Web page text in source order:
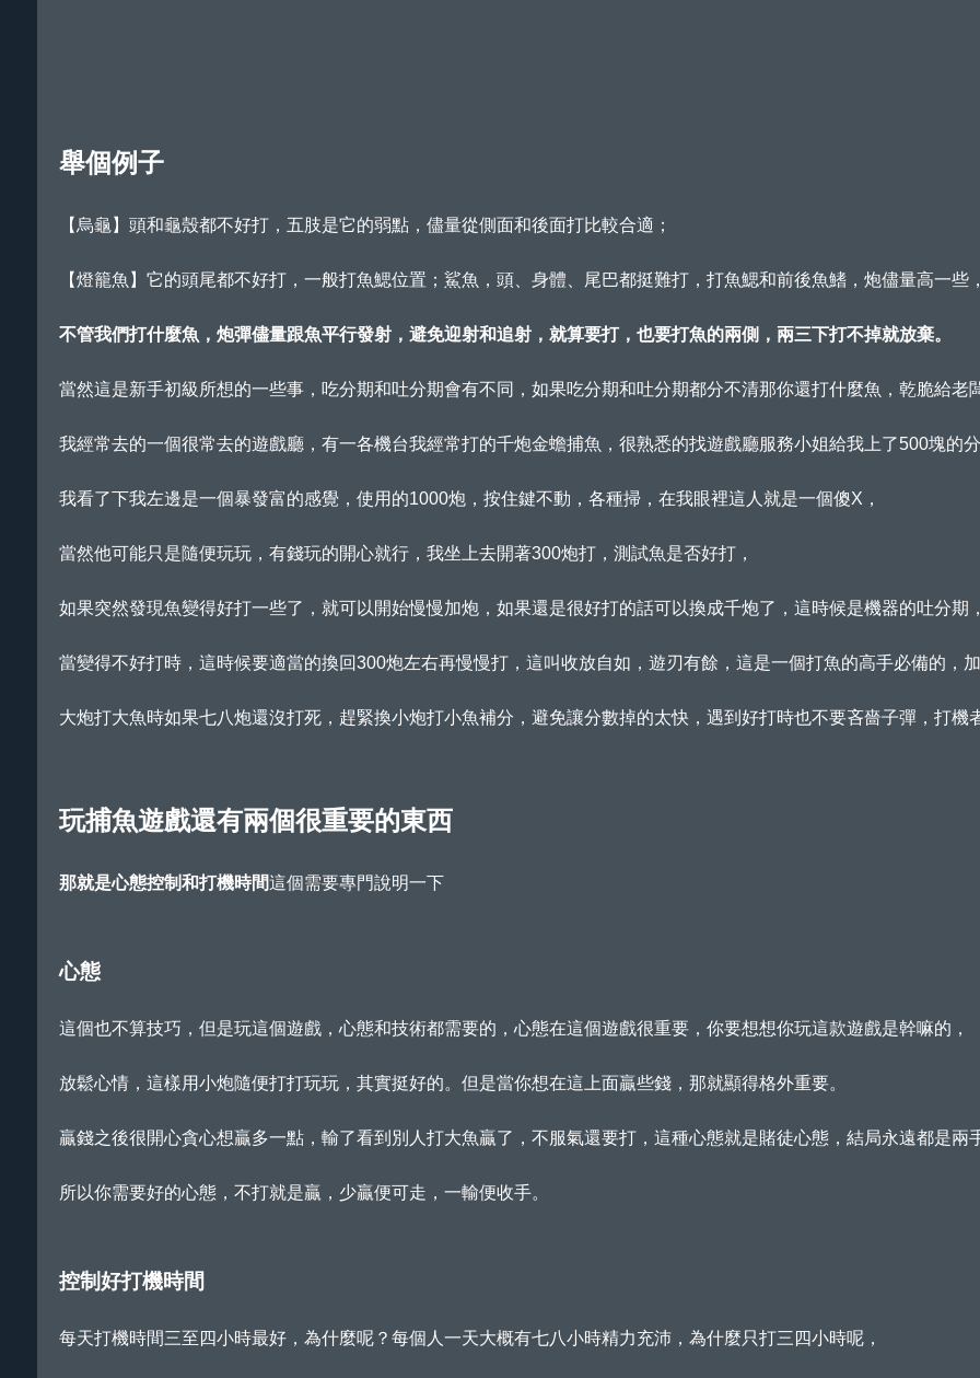
舉個例子
【烏龜】頭和龜殼都不好打，五肢是它的弱點，儘量從側面和後面打比較合適；
【燈籠魚】它的頭尾都不好打，一般打魚鰓位置；鯊魚，頭、身體、尾巴都挺難打，打魚鰓和前後魚鰭，炮儘量高一些
不管我們打什麼魚，炮彈儘量跟魚平行發射，避免迎射和追射，就算要打，也要打魚的兩側，兩三下打不掉就放棄。
當然這是新手初級所想的一些事，吃分期和吐分期會有不同，如果吃分期和吐分期都分不清那你還打什麼魚，乾脆給老
我經常去的一個很常去的遊戲廳，有一各機台我經常打的千炮金蟾捕魚，很熟悉的找遊戲廳服務小姐給我上了500塊的
我看了下我左邊是一個暴發富的感覺，使用的1000炮，按住鍵不動，各種掃，在我眼裡這人就是一個傻X，
當然他可能只是隨便玩玩，有錢玩的開心就行，我坐上去開著300炮打，測試魚是否好打，
如果突然發現魚變得好打一些了，就可以開始慢慢加炮，如果還是很好打的話可以換成千炮了，這時候是機器的吐分期
當變得不好打時，這時候要適當的換回300炮左右再慢慢打，這叫收放自如，遊刃有餘，這是一個打魚的高手必備的，
大炮打大魚時如果七八炮還沒打死，趕緊換小炮打小魚補分，避免讓分數掉的太快，遇到好打時也不要吝嗇子彈，打機
玩捕魚遊戲還有兩個很重要的東西
那就是心態控制和打機時間這個需要專門說明一下
心態
這個也不算技巧，但是玩這個遊戲，心態和技術都需要的，心態在這個遊戲很重要，你要想想你玩這款遊戲是幹嘛的，
放鬆心情，這樣用小炮隨便打打玩玩，其實挺好的。但是當你想在這上面贏些錢，那就顯得格外重要。
贏錢之後很開心貪心想贏多一點，輸了看到別人打大魚贏了，不服氣還要打，這種心態就是賭徒心態，結局永遠都是兩
所以你需要好的心態，不打就是贏，少贏便可走，一輸便收手。
控制好打機時間
每天打機時間三至四小時最好，為什麼呢？每個人一天大概有七八小時精力充沛，為什麼只打三四小時呢，